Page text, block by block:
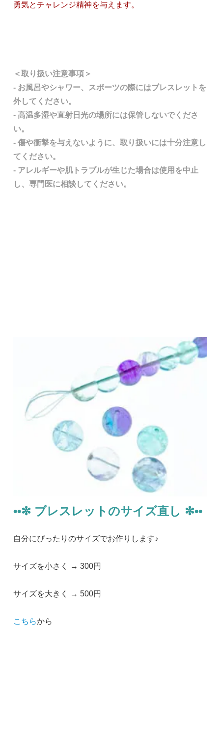
勇気とチャレンジ精神を与えます。
＜取り扱い注意事項＞
- お風呂やシャワー、スポーツの際にはブレスレットを
外してください。
- 高温多湿や直射日光の場所には保管しないでくださ
い。
- 傷や衝撃を与えないように、取り扱いには十分注意し
てください。
- アレルギーや肌トラブルが生じた場合は使用を中止
し、専門医に相談してください。
••✼ ブレスレットのサイズ直し ✼••
自分にぴったりのサイズでお作りします♪
サイズを小さく → 300円
サイズを大きく → 500円
こちらから